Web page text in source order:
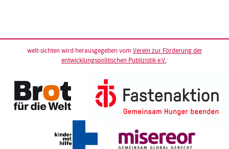
welt-sichten wird herausgegeben vom Verein zur Förderung der
entwicklungspolitischen Publizistik e.V.: